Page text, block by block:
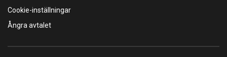
Cookie-inställningar
Ångra avtalet